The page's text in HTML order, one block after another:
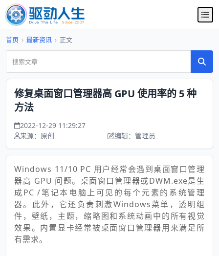
首页 › 最新资讯 › 正文
修复桌面窗口管理器高 GPU 使用率的 5 种
方法
2022-12-29 11:29:27
来源：原创
编辑：管理员
Windows 11/10 PC 用户经常会遇到桌面窗口管理
器高 GPU 问题。桌面窗口管理器或DWM.exe是生
成PC /笔记本电脑上可见的每个元素的系统管理
器。此外，它还负责刺激Windows菜单，透明组
件，壁纸，主题，缩略图和系统动画中的所有视觉
效果。内置显卡经常被桌面窗口管理器用来满足所
有需求。